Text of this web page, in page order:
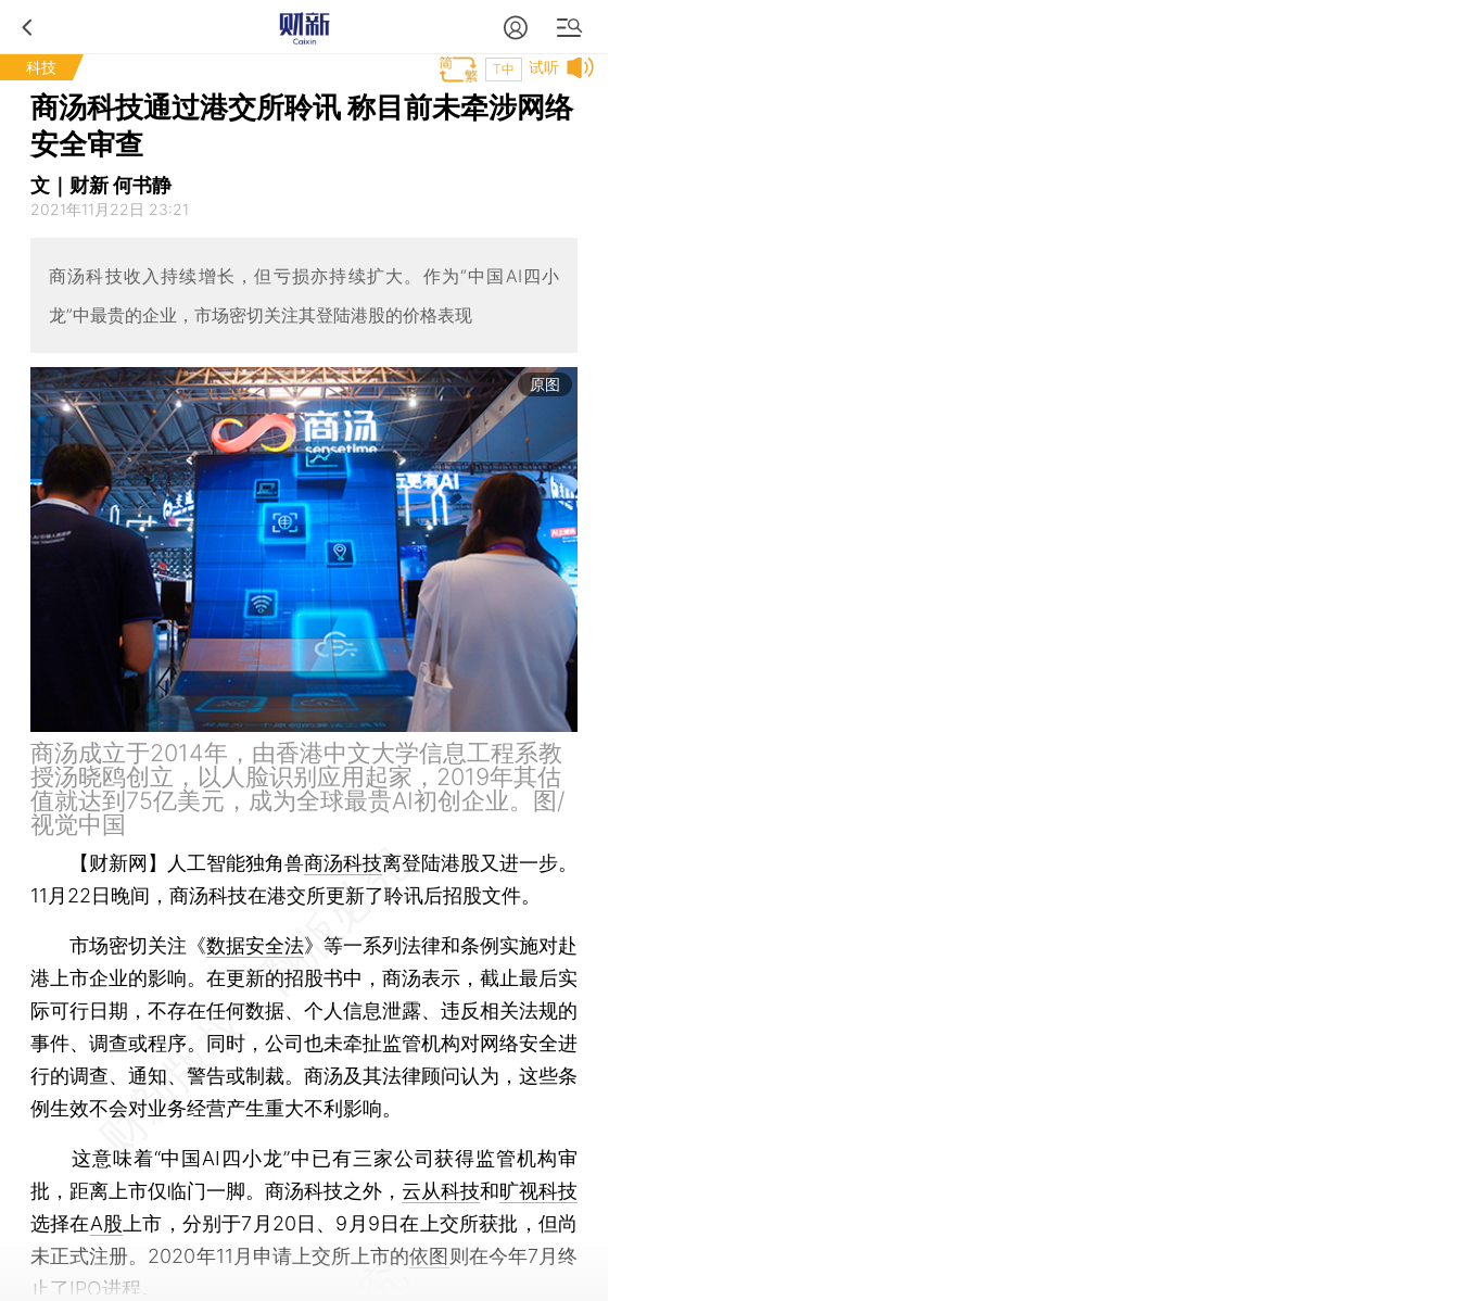
科技 试听
T中
商汤科技通过港交所聆讯 称目前未牵涉网络
安全审查
文｜财新 何书静
2021年11月22日 23:21
商汤科技收入持续增长，但亏损亦持续扩大。作为“中国AI四小
龙”中最贵的企业，市场密切关注其登陆港股的价格表现
原图
商汤成立于2014年，由香港中文大学信息工程系教
授汤晓鸥创立，以人脸识别应用起家，2019年其估
值就达到75亿美元，成为全球最贵AI初创企业。图/
视觉中国
【财新网】 人工智能独角兽商汤科技离登陆港股又进一步。
11月22日晚间，商汤科技在港交所更新了聆讯后招股文件。
市场密切关注《数据安全法》等一系列法律和条例实施对赴
港上市企业的影响。在更新的招股书中，商汤表示，截止最后实
际可行日期，不存在任何数据、个人信息泄露、违反相关法规的
事件、调查或程序。同时，公司也未牵扯监管机构对网络安全进
行的调查、通知、警告或制裁。商汤及其法律顾问认为，这些条
例生效不会对业务经营产生重大不利影响。
这意味着“中国AI四小龙”中已有三家公司获得监管机构审
批，距离上市仅临门一脚。商汤科技之外， 云从科技和旷视科技
选择在A股 上市，分别于7月20日、9月9日在上交所获批，但尚
未正式注册。2020年11月申请上交所上市的依图则在今年7月终
止了IPO进程。